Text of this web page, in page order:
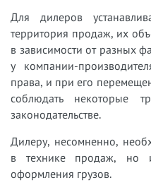
Для дилеров
территория продаж, их
в зависимости от разных
у компании-
права, и при его
соблюдать некоторые
законодательстве.
Дилеру, несомненно,
в технике продаж, но
оформления грузов.